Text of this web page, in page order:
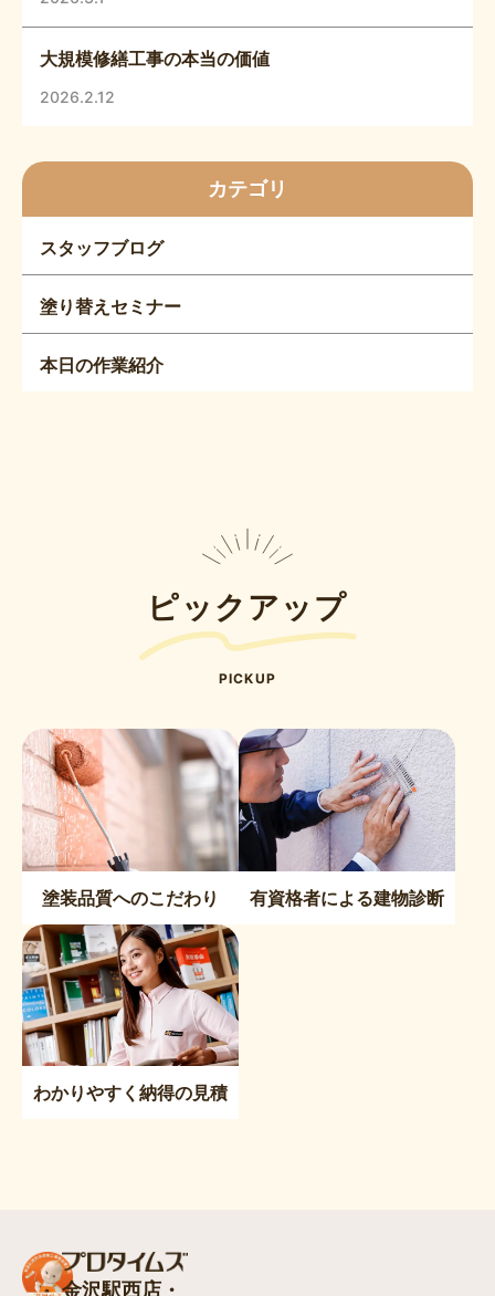
大規模修繕工事の本当の価値
2026.2.12
カテゴリ
スタッフブログ
塗り替えセミナー
本日の作業紹介
ピックアップ
PICKUP
塗装品質へのこだわり 有資格者による建物診断
わかりやすく納得の見積
金沢駅西店・